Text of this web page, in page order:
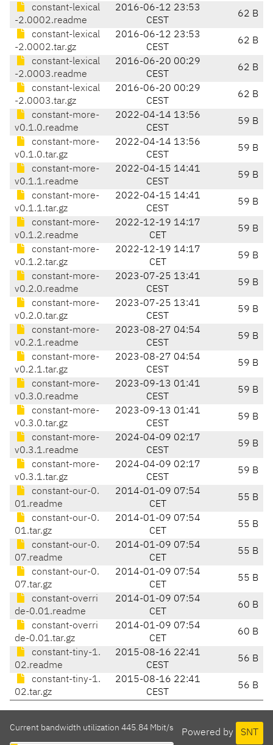
constant-lexical
-2.0002.readme
2016-06-12 23:53
CEST
62 B
constant-lexical
-2.0002.tar.gz
2016-06-12 23:53
CEST
62 B
constant-lexical
-2.0003.readme
2016-06-20 00:29
CEST
62 B
constant-lexical
-2.0003.tar.gz
2016-06-20 00:29
CEST
62 B
constant-more-
v0.1.0.readme
2022-04-14 13:56
CEST
59 B
constant-more-
v0.1.0.tar.gz
2022-04-14 13:56
CEST
59 B
constant-more-
v0.1.1.readme
2022-04-15 14:41
CEST
59 B
constant-more-
v0.1.1.tar.gz
2022-04-15 14:41
CEST
59 B
constant-more-
v0.1.2.readme
2022-12-19 14:17
CET
59 B
constant-more-
v0.1.2.tar.gz
2022-12-19 14:17
CET
59 B
constant-more-
v0.2.0.readme
2023-07-25 13:41
CEST
59 B
constant-more-
v0.2.0.tar.gz
2023-07-25 13:41
CEST
59 B
constant-more-
v0.2.1.readme
2023-08-27 04:54
CEST
59 B
constant-more-
v0.2.1.tar.gz
2023-08-27 04:54
CEST
59 B
constant-more-
v0.3.0.readme
2023-09-13 01:41
CEST
59 B
constant-more-
v0.3.0.tar.gz
2023-09-13 01:41
CEST
59 B
constant-more-
v0.3.1.readme
2024-04-09 02:17
CEST
59 B
constant-more-
v0.3.1.tar.gz
2024-04-09 02:17
CEST
59 B
constant-our-0.
01.readme
2014-01-09 07:54
CET
55 B
constant-our-0.
01.tar.gz
2014-01-09 07:54
CET
55 B
constant-our-0.
07.readme
2014-01-09 07:54
CET
55 B
constant-our-0.
07.tar.gz
2014-01-09 07:54
CET
55 B
constant-overri
de-0.01.readme
2014-01-09 07:54
CET
60 B
constant-overri
de-0.01.tar.gz
2014-01-09 07:54
CET
60 B
constant-tiny-1.
02.readme
2015-08-16 22:41
CEST
56 B
constant-tiny-1.
02.tar.gz
2015-08-16 22:41
CEST
56 B
Powered by SNT
Current bandwidth utilization 445.84 Mbit/s